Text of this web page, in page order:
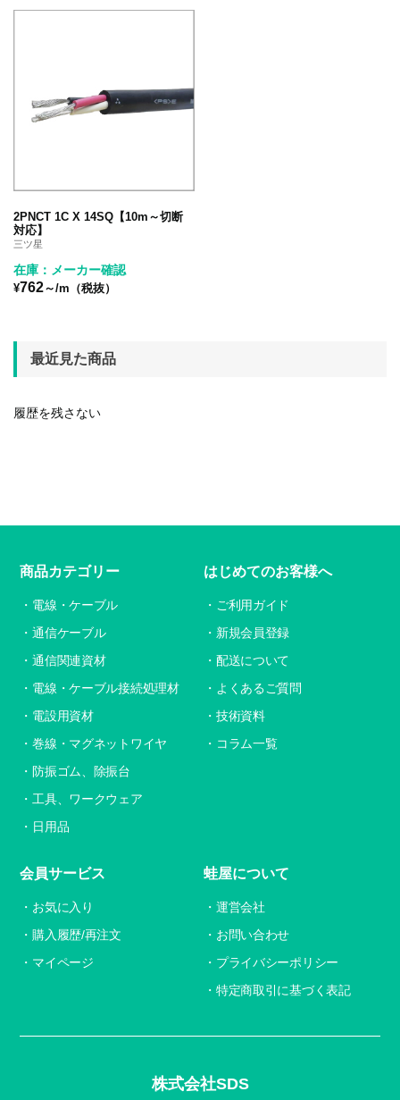
2PNCT 1C X 14SQ【10m～切断
対応】
三ツ星
在庫：メーカー確認
¥762～/m（税抜）
最近見た商品
履歴を残さない
株式会社SDS
商品カテゴリー
電線・ケーブル
通信ケーブル
通信関連資材
電線・ケーブル接続処理材
電設用資材
巻線・マグネットワイヤ
防振ゴム、除振台
工具、ワークウェア
日用品
はじめてのお客様へ
ご利用ガイド
新規会員登録
配送について
よくあるご質問
技術資料
コラム一覧
会員サービス
お気に入り
購入履歴/再注文
マイページ
蛙屋について
運営会社
お問い合わせ
プライバシーポリシー
特定商取引に基づく表記